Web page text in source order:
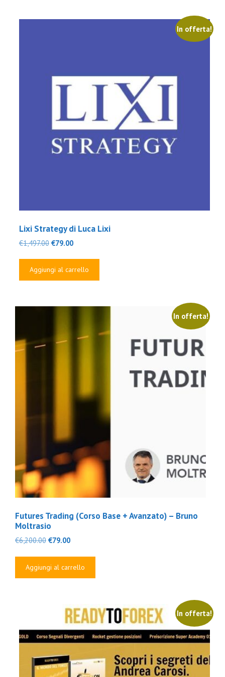
In offerta!
Lixi Strategy di Luca Lixi
€1,497.00 Il
era:
€79.00Il
è:
Aggiungi al carrello
In offerta!
Futures Trading (Corso Base + Avanzato) – Bruno
Moltrasio
€6,200.00 Il
era:
€79.00Il
è:
Aggiungi al carrello
In offerta!